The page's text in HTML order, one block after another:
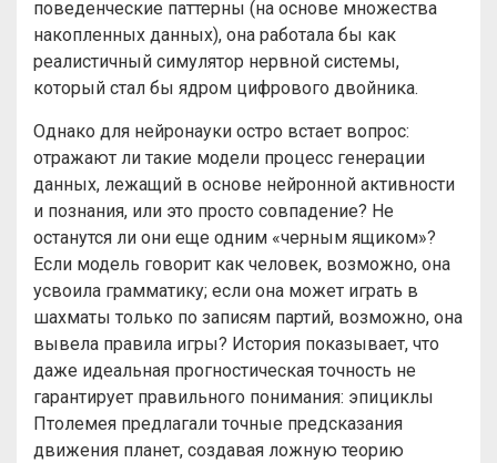
поведенческие паттерны (на основе множества
накопленных данных), она работала бы как
реалистичный симулятор нервной системы,
который стал бы ядром цифрового двойника.
Однако для нейронауки остро встает вопрос:
отражают ли такие модели процесс генерации
данных, лежащий в основе нейронной активности
и познания, или это просто совпадение? Не
останутся ли они еще одним «черным ящиком»?
Если модель говорит как человек, возможно, она
усвоила грамматику; если она может играть в
шахматы только по записям партий, возможно, она
вывела правила игры? История показывает, что
даже идеальная прогностическая точность не
гарантирует правильного понимания: эпициклы
Птолемея предлагали точные предсказания
движения планет, создавая ложную теорию